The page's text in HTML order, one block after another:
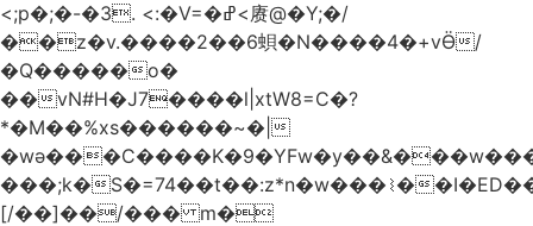
<;p�;�-�3. <:�V=�ߝ<赓@�Y;�/
��z�v.����2��6蛽�N����4�+vӪ/
�Q�����o�
��vN#Н�J7����l|xtW8=C�?
*�M��%xs������~�|
���;k�S�=74��t��:z*n�w���⌇�
[/��]��/��� m�